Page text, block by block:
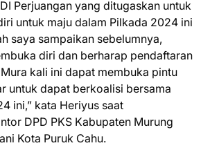
Perjuangan yang ditugaskan untuk
untuk maju dalam Pilkada 2024 ini
saya sampaikan sebelumnya,
diri dan berharap pendaftaran
kali ini dapat membuka pintu
untuk dapat berkoalisi bersama
ini,” kata Heriyus saat
DPD PKS Kabupaten Murung
Kota Puruk Cahu.